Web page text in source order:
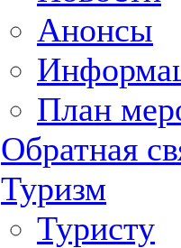
Анонсы
План
Обратная
Туризм
Туристу